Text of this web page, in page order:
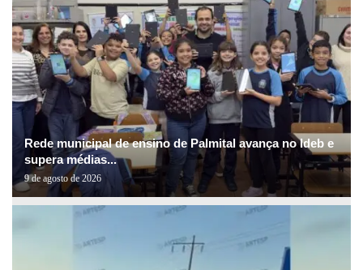
Rede municipal de ensino de Palmital avança no Ideb e
supera médias...
9 de agosto de 2026